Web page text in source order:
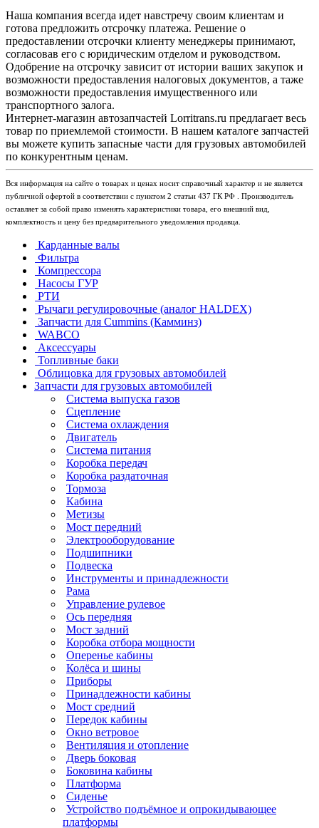
Наша компания всегда идет навстречу своим клиентам и
готова предложить отсрочку платежа. Решение о
предоставлении отсрочки клиенту менеджеры принимают,
согласовав его с юридическим отделом и руководством.
Одобрение на отсрочку зависит от истории ваших закупок и
возможности предоставления налоговых документов, а таже
возможности предоставления имущественного или
транспортного залога.
Интернет-магазин автозапчастей Lorritrans.ru предлагает весь
товар по приемлемой стоимости. В нашем каталоге запчастей
вы можете купить запасные части для грузовых автомобилей
по конкурентным ценам.
Вся информация на сайте о товарах и ценах носит справочный характер и не является
публичной офертой в соответствии с пунктом 2 статьи 437 ГК РФ . Производитель
оставляет за собой право изменять характеристики товара, его внешний вид,
комплектность и цену без предварительного уведомления продавца.
Карданные валы
Фильтра
Компрессора
Насосы ГУР
РТИ
Рычаги регулировочные (аналог HALDEX)
Запчасти для Cummins (Камминз)
WABCO
Аксессуары
Топливные баки
Облицовка для грузовых автомобилей
Запчасти для грузовых автомобилей
Система выпуска газов
Сцепление
Система охлаждения
Двигатель
Система питания
Коробка передач
Коробка раздаточная
Тормоза
Кабина
Метизы
Мост передний
Электрооборудование
Подшипники
Подвеска
Инструменты и принадлежности
Рама
Управление рулевое
Ось передняя
Мост задний
Коробка отбора мощности
Оперенье кабины
Колёса и шины
Приборы
Принадлежности кабины
Мост средний
Передок кабины
Окно ветровое
Вентиляция и отопление
Дверь боковая
Боковина кабины
Платформа
Сиденье
Устройство подъёмное и опрокидывающее
платформы